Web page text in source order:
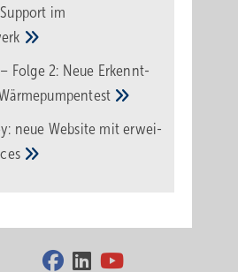
im
Folge 2: Neue Erkennt­
neue Web­site mit erwei­